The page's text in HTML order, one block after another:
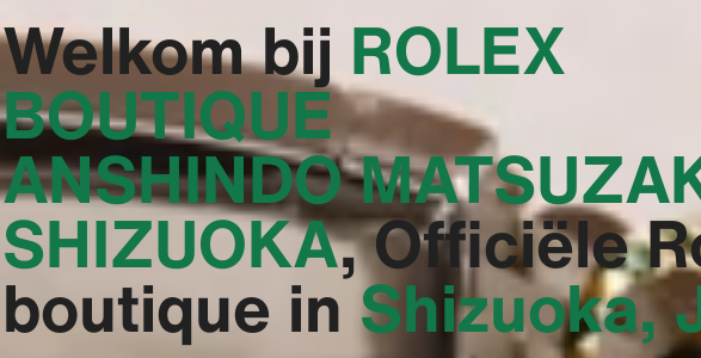
Welkom bij ‭ROLEX
BOUTIQUE
ANSHINDO
SHIZUOKA‬, Officiële
boutique inShizuoka,